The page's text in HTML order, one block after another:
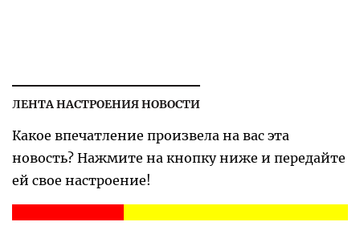
ЛЕНТА НАСТРОЕНИЯ НОВОСТИ
Какое впечатление произвела на вас эта
новость? Нажмите на кнопку ниже и передайте
ей свое настроение!